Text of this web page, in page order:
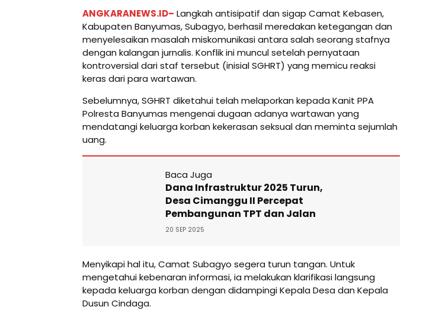
ANGKARANEWS.ID– Langkah antisipatif dan sigap Camat Kebasen,
Kabupaten Banyumas, Subagyo, berhasil meredakan ketegangan dan
menyelesaikan masalah miskomunikasi antara salah seorang stafnya
dengan kalangan jurnalis. Konflik ini muncul setelah pernyataan
kontroversial dari staf tersebut (inisial SGHRT) yang memicu reaksi
keras dari para wartawan.
Sebelumnya, SGHRT diketahui telah melaporkan kepada Kanit PPA
Polresta Banyumas mengenai dugaan adanya wartawan yang
mendatangi keluarga korban kekerasan seksual dan meminta sejumlah
uang.
Baca Juga
Dana Infrastruktur 2025 Turun,
Desa Cimanggu II Percepat
Pembangunan TPT dan Jalan
20 SEP 2025
Menyikapi hal itu, Camat Subagyo segera turun tangan. Untuk
mengetahui kebenaran informasi, ia melakukan klarifikasi langsung
kepada keluarga korban dengan didampingi Kepala Desa dan Kepala
Dusun Cindaga.